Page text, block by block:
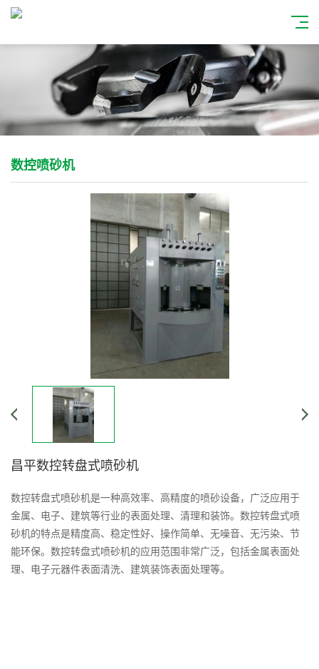
数控喷砂机
昌平数控转盘式喷砂机
数控转盘式喷砂机是一种高效率、高精度的喷砂设备，广泛应用于
金属、电子、建筑等行业的表面处理、清理和装饰。数控转盘式喷
砂机的特点是精度高、稳定性好、操作简单、无噪音、无污染、节
能环保。数控转盘式喷砂机的应用范围非常广泛，包括金属表面处
理、电子元器件表面清洗、建筑装饰表面处理等。